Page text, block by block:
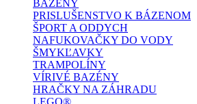
BAZÉNY
PRISLUŠENSTVO K BÁZENOM
ŠPORT A ODDYCH
NAFUKOVAČKY DO VODY
ŠMYKĽAVKY
TRAMPOLÍNY
VÍRIVÉ BAZÉNY
HRAČKY NA ZÁHRADU
LEGO®